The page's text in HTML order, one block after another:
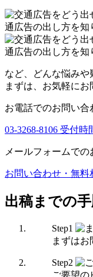
など、どんな悩みや
まずは、お気軽にお
お電話でのお問い合
03-3268-8106 受付時
メールフォームで
お問い合わせ・無料
出稿までの
Step1
まずはお
Step2
ご要望の